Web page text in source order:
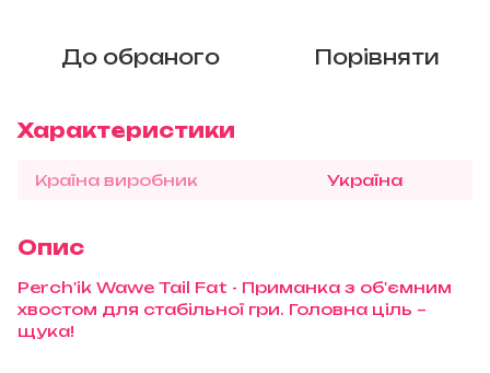
До обраного Порівняти
Характеристики
Країна виробник Україна
Опис
Perch'ik Wawe Tail Fat - Приманка з об'ємним
хвостом для стабільної гри. Головна ціль –
щука!